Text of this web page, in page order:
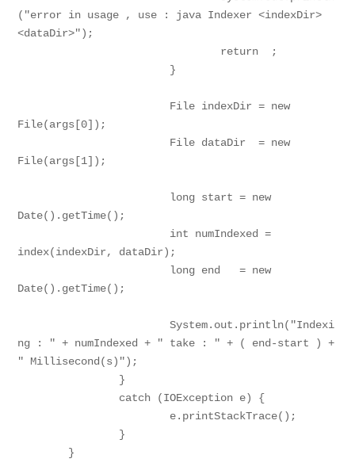
("error in usage , use : java Indexer <indexDir>
<dataDir>");
File(args[0]);
File(args[1]);
Date().getTime();
index(indexDir, dataDir);
Date().getTime();
ng : " + numIndexed + " take : " + ( end-start ) +
" Millisecond(s)");